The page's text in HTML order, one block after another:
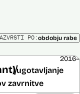
PO:obdobju rabe
ugotavljanje
zavrnitve
2016–